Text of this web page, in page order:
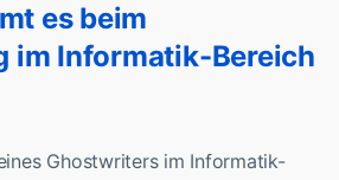
es beim
im Informatik-Bereich
Ghostwriters im Informatik-